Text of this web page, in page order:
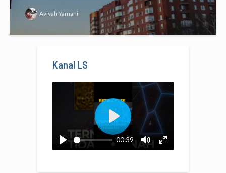
Avivah Yamani
Kanal LS